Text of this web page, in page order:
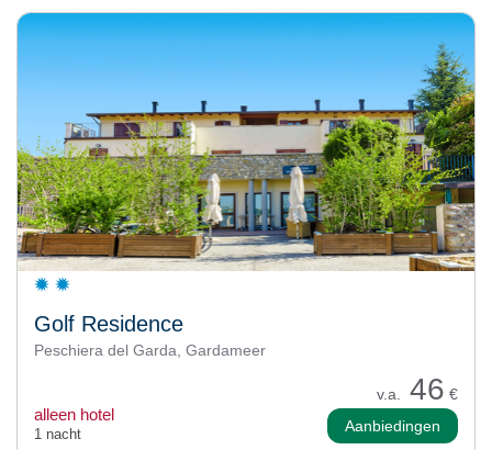
Golf Residence
Peschiera del Garda, Gardameer
v.a. 46 €
alleen hotel
1 nacht Aanbiedingen